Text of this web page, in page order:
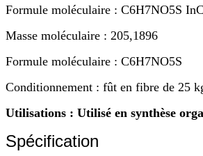
Formule moléculaire : C6H7NO5S
Masse moléculaire : 205,1896
Formule moléculaire : C6H7NO5S
Conditionnement : fût en fibre de 25
Utilisations : Utilisé en synthèse
Spécification